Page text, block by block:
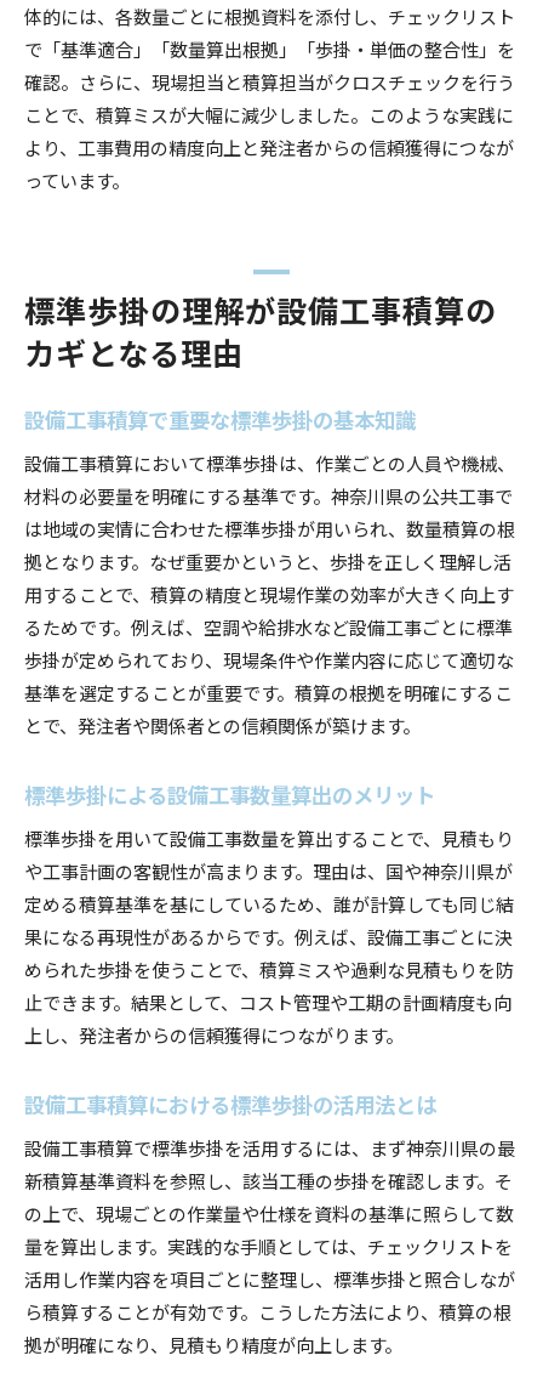
体的には、各数量ごとに根拠資料を添付し、チェックリスト
で「基準適合」「数量算出根拠」「歩掛・単価の整合性」を
確認。さらに、現場担当と積算担当がクロスチェックを行う
ことで、積算ミスが大幅に減少しました。このような実践に
より、工事費用の精度向上と発注者からの信頼獲得につなが
っています。
標準歩掛の理解が設備工事積算の
カギとなる理由
設備工事積算で重要な標準歩掛の基本知識
設備工事積算において標準歩掛は、作業ごとの人員や機械、
材料の必要量を明確にする基準です。神奈川県の公共工事で
は地域の実情に合わせた標準歩掛が用いられ、数量積算の根
拠となります。なぜ重要かというと、歩掛を正しく理解し活
用することで、積算の精度と現場作業の効率が大きく向上す
るためです。例えば、空調や給排水など設備工事ごとに標準
歩掛が定められており、現場条件や作業内容に応じて適切な
基準を選定することが重要です。積算の根拠を明確にするこ
とで、発注者や関係者との信頼関係が築けます。
標準歩掛による設備工事数量算出のメリット
標準歩掛を用いて設備工事数量を算出することで、見積もり
や工事計画の客観性が高まります。理由は、国や神奈川県が
定める積算基準を基にしているため、誰が計算しても同じ結
果になる再現性があるからです。例えば、設備工事ごとに決
められた歩掛を使うことで、積算ミスや過剰な見積もりを防
止できます。結果として、コスト管理や工期の計画精度も向
上し、発注者からの信頼獲得につながります。
設備工事積算における標準歩掛の活用法とは
設備工事積算で標準歩掛を活用するには、まず神奈川県の最
新積算基準資料を参照し、該当工種の歩掛を確認します。そ
の上で、現場ごとの作業量や仕様を資料の基準に照らして数
量を算出します。実践的な手順としては、チェックリストを
活用し作業内容を項目ごとに整理し、標準歩掛と照合しなが
ら積算することが有効です。こうした方法により、積算の根
拠が明確になり、見積もり精度が向上します。